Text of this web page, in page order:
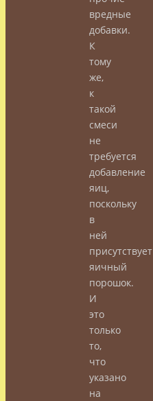
вредные
добавки.
К
тому
же,
к
такой
смеси
не
требуется
добавление
яиц,
поскольку
в
ней
присутствует
яичный
порошок.
И
это
только
то,
что
указано
на